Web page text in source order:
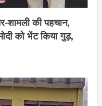
शामली की पहचान,
को भेंट किया गुड़,